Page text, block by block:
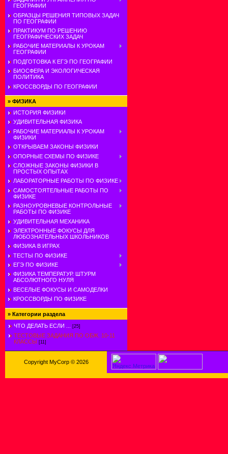
ГЕОГРАФИИ
ОБРАЗЦЫ РЕШЕНИЯ ТИПОВЫХ ЗАДАЧ
ПО ГЕОГРАФИИ
ПРАКТИКУМ ПО РЕШЕНИЮ
ГЕОГРАФИЧЕСКИХ ЗАДАЧ
РАБОЧИЕ МАТЕРИАЛЫ К УРОКАМ
ГЕОГРАФИИ
ПОДГОТОВКА К ЕГЭ ПО ГЕОГРАФИИ
БИОСФЕРА И ЭКОЛОГИЧЕСКАЯ
ПОЛИТИКА
КРОССВОРДЫ ПО ГЕОГРАФИИ
» ФИЗИКА
ИСТОРИЯ ФИЗИКИ
УДИВИТЕЛЬНАЯ ФИЗИКА
РАБОЧИЕ МАТЕРИАЛЫ К УРОКАМ
ФИЗИКИ
ОТКРЫВАЕМ ЗАКОНЫ ФИЗИКИ
ОПОРНЫЕ СХЕМЫ ПО ФИЗИКЕ
СЛОЖНЫЕ ЗАКОНЫ ФИЗИКИ В
ПРОСТЫХ ОПЫТАХ
ЛАБОРАТОРНЫЕ РАБОТЫ ПО ФИЗИКЕ
САМОСТОЯТЕЛЬНЫЕ РАБОТЫ ПО
ФИЗИКЕ
РАЗНОУРОВНЕВЫЕ КОНТРОЛЬНЫЕ
РАБОТЫ ПО ФИЗИКЕ
УДИВИТЕЛЬНАЯ МЕХАНИКА
ЭЛЕКТРОННЫЕ ФОКУСЫ ДЛЯ
ЛЮБОЗНАТЕЛЬНЫХ ШКОЛЬНИКОВ
ФИЗИКА В ИГРАХ
ТЕСТЫ ПО ФИЗИКЕ
ЕГЭ ПО ФИЗИКЕ
ФИЗИКА ТЕМПЕРАТУР. ШТУРМ
АБСОЛЮТНОГО НУЛЯ
ВЕСЕЛЫЕ ФОКУСЫ И САМОДЕЛКИ
КРОССВОРДЫ ПО ФИЗИКЕ
» Категории раздела
ЧТО ДЕЛАТЬ ЕСЛИ ...
[25]
ТЕСТОВЫЕ ЗАДАНИЯ ПО ОБЖ. 10-11
КЛАССЫ [11]
Copyright MyCorp © 2026